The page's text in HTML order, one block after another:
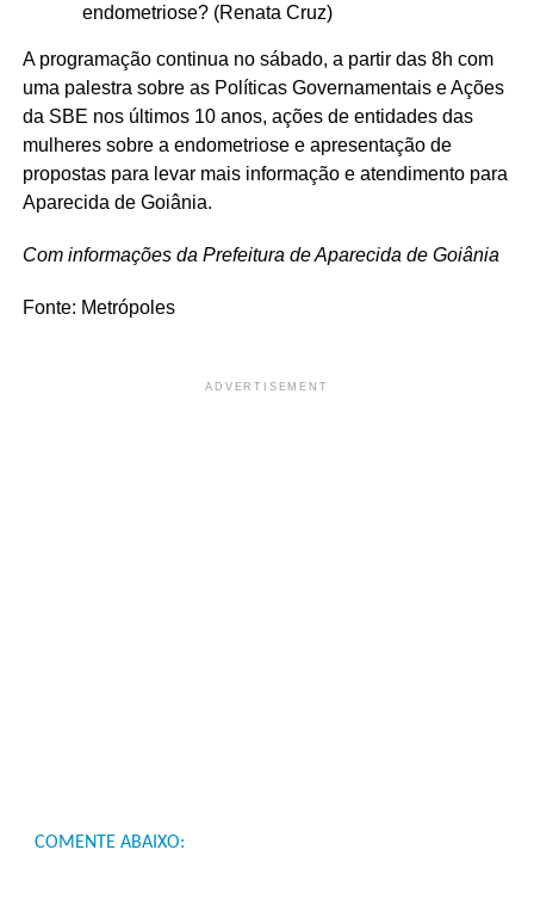
endometriose? (Renata Cruz)
A programação continua no sábado, a partir das 8h com
uma palestra sobre as Políticas Governamentais e Ações
da SBE nos últimos 10 anos, ações de entidades das
mulheres sobre a endometriose e apresentação de
propostas para levar mais informação e atendimento para
Aparecida de Goiânia.
Com informações da Prefeitura de Aparecida de Goiânia
Fonte: Metrópoles
ADVERTISEMENT
COMENTE ABAIXO: